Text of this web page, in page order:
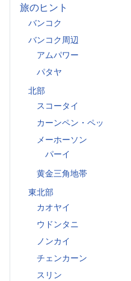
旅のヒント
バンコク
バンコク周辺
アムパワー
パタヤ
北部
スコータイ
カーンペン・ペッ
メーホーソン
パーイ
黄金三角地帯
東北部
カオヤイ
ウドンタニ
ノンカイ
チェンカーン
スリン